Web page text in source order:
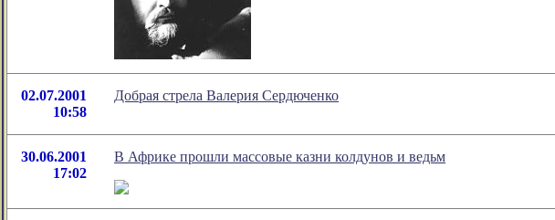
02.07.2001
10:58
Добрая стрела Валерия Сердюченко
30.06.2001
17:02
В Африке прошли массовые казни колдунов и ведьм